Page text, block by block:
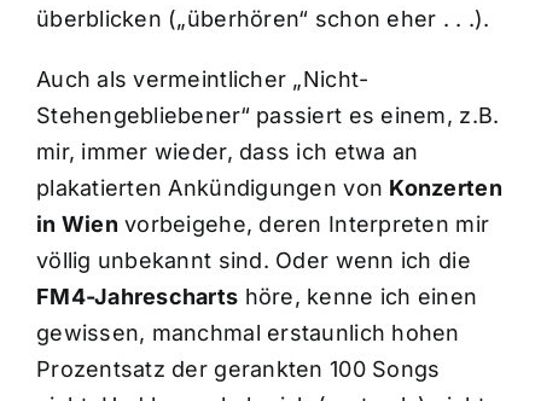
überblicken („überhören“ schon eher . . .).
Auch als vermeintlicher „Nicht-
Stehengebliebener“ passiert es einem, z.B.
mir, immer wieder, dass ich etwa an
plakatierten Ankündigungen von Konzerten
in Wien vorbeigehe, deren Interpreten mir
völlig unbekannt sind. Oder wenn ich die
FM4-Jahrescharts höre, kenne ich einen
gewissen, manchmal erstaunlich hohen
Prozentsatz der gerankten 100 Songs